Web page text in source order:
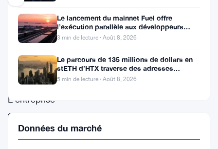
Bitmine
est
proche.
Vraiment
proche.
L’entreprise
a
accumulé
Le lancement du mainnet Fuel offre
l’exécution parallèle aux développeurs
d’Ethereum
3 min de lecture · Août 8, 2026
Le parcours de 135 millions de dollars en
stETH d’HTX traverse des adresses
Poloniex
5 min de lecture · Août 8, 2026
Données du marché